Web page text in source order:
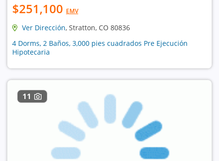
$251,100 EMV
Ver Dirección, Stratton, CO 80836
4 Dorms, 2 Baños, 3,000 pies cuadrados Pre Ejecución
Hipotecaria
11